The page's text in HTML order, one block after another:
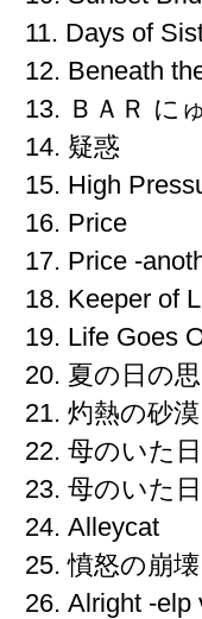
11. Days of
12. Beneath
13. ＢＡＲ に
14. 疑惑
15. High
16. Price
17. Price -
18. Keeper of
19. Life Goes
20. 夏の日の
21. 灼熱の砂漠
22. 母のいた
23. 母のいた
24. Alleycat
25. 憤怒の崩壊
26. Alright -elp